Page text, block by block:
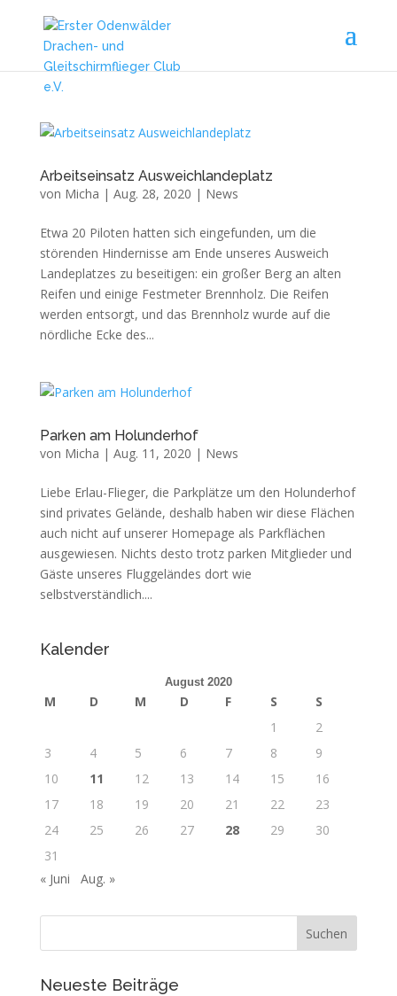
Arbeitseinsatz Ausweichlandeplatz
von Micha | Aug. 28, 2020 | News
Etwa 20 Piloten hatten sich eingefunden, um die
störenden Hindernisse am Ende unseres Ausweich
Landeplatzes zu beseitigen: ein großer Berg an alten
Reifen und einige Festmeter Brennholz. Die Reifen
werden entsorgt, und das Brennholz wurde auf die
nördliche Ecke des...
Parken am Holunderhof
von Micha | Aug. 11, 2020 | News
Liebe Erlau-Flieger, die Parkplätze um den Holunderhof
sind privates Gelände, deshalb haben wir diese Flächen
auch nicht auf unserer Homepage als Parkflächen
ausgewiesen. Nichts desto trotz parken Mitglieder und
Gäste unseres Fluggeländes dort wie
selbstverständlich....
Kalender
August 2020
M D M D F S
S
1
2
3
4 5 6 7 8
9
10
11 12 13 14 15
16
17
18 19 20 21 22
23
24
25 26 27 28 29
30
31
« Juni
Aug. »
Neueste Beiträge